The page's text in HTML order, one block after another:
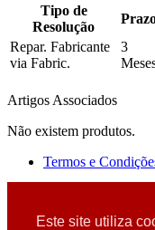
Este site utiliza
Tipo de
Resolução
Repar. Fabricante
via Fabric.
3
Artigos Associados
Não existem produtos.
Termos e